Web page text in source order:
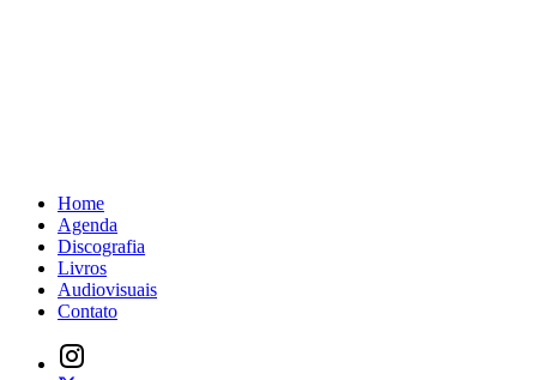
Home
Agenda
Discografia
Livros
Audiovisuais
Contato